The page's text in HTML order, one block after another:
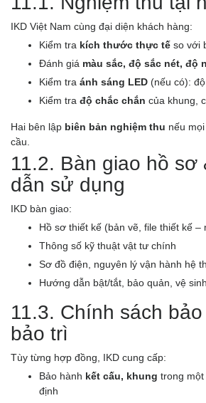
IKD Việt Nam cùng đại diện khách hàng:
Kiểm tra kích thước thực tế so với
Đánh giá màu sắc, độ sắc nét, độ
Kiểm tra ánh sáng LED (nếu có):
Kiểm tra độ chắc chắn của khung,
Hai bên lập biên bản nghiệm thu nếu
cầu.
11.2. Bàn giao hồ sơ
dẫn sử dụng
IKD bàn giao:
Hồ sơ thiết kế (bản vẽ, file thiết kế –
Thông số kỹ thuật vật tư chính
Sơ đồ điện, nguyên lý vận hành hệ
Hướng dẫn bật/tắt, bảo quản, vệ
11.3. Chính sách
bảo trì
Tùy từng hợp đồng, IKD cung cấp:
Bảo hành kết cấu, khung trong
định